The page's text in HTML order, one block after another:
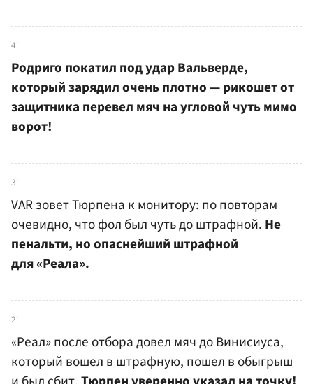
4'
Родриго покатил под удар Вальверде,
который зарядил очень плотно — рикошет от
защитника перевел мяч на угловой чуть мимо
ворот!
3'
VAR зовет Тюрпена к монитору: по повторам
очевидно, что фол был чуть до штрафной. Не
пенальти, но опаснейший штрафной
для «Реала».
2'
«Реал» после отбора довел мяч до Винисиуса,
который вошел в штрафную, пошел в обыгрыш